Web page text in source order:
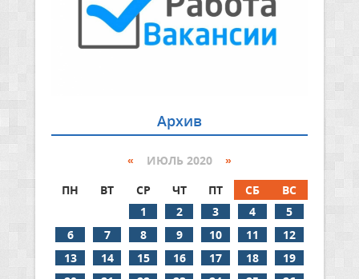
Архив
« ИЮЛЬ 2020 »
ПН
ВТ СР ЧТ ПТ СБ
ВС
1
2 3 4
5
6
7 8 9 10 11
12
13
14 15 16 17 18
19